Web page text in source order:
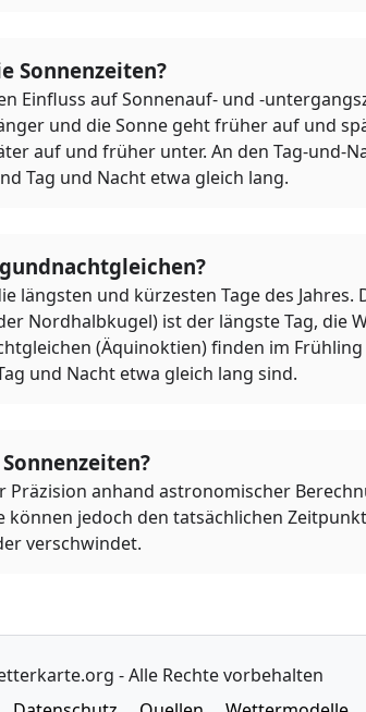
Sonnenzeiten?
Einfluss auf Sonnenauf- und -
und die Sonne geht früher auf und
auf und früher unter. An den Tag-und-
Tag und Nacht etwa gleich lang.
längsten und kürzesten Tage des Jahres.
Nordhalbkugel) ist der längste Tag, die
(Äquinoktien) finden im Frühling
und Nacht etwa gleich lang sind.
Präzision anhand astronomischer
können jedoch den tatsächlichen
verschwindet.
- Alle Rechte vorbehalten